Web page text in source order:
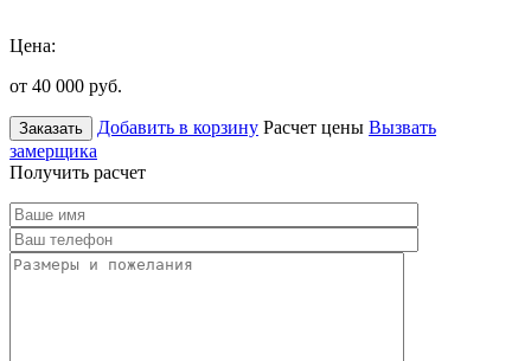
Цена:
от 40 000 руб.
Заказать Добавить в корзину Расчет цены Вызвать
замерщика
Получить расчет